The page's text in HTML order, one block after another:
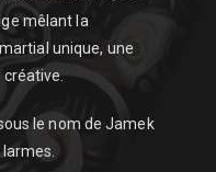
mêlant la
unique, une
créative.
le nom de Jamek